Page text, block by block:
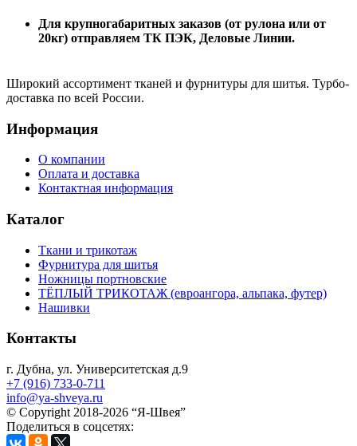
Для крупногабаритных заказов (от рулона или от
20кг) отправляем ТК ПЭК, Деловые Линии.
Широкий ассортимент тканей и фурнитуры для шитья. Турбо-
доставка по всей России.
Информация
О компании
Оплата и доставка
Контактная информация
Каталог
Ткани и трикотаж
Фурнитура для шитья
Ножницы портновские
ТЁПЛЫЙ ТРИКОТАЖ (евроангора, альпака, футер)
Нашивки
Контакты
г. Дубна, ул. Университетская д.9
+7 (916) 733-0-711
info@ya-shveya.ru
© Copyright 2018-2026 “Я-Швея”
Поделиться в соцсетях: